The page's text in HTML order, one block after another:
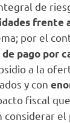
de
frente
por el
pago por
a la
y con
fiscal